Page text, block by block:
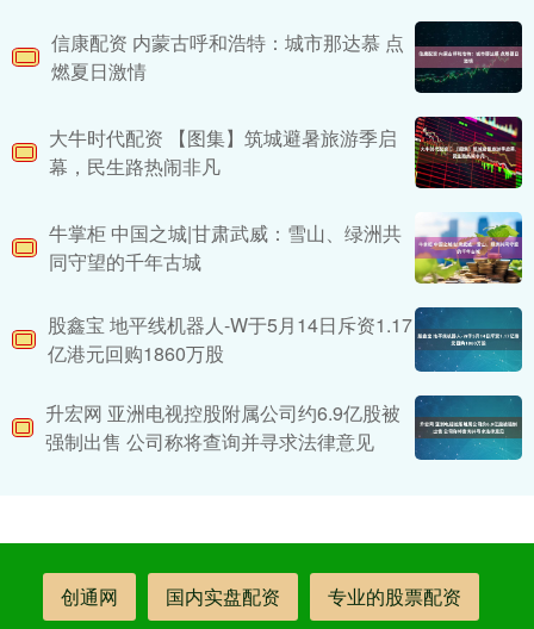
信康配资 内蒙古呼和浩特：城市那达慕 点
燃夏日激情
大牛时代配资 ​【图集】筑城避暑旅游季启
幕，民生路热闹非凡
牛掌柜 中国之城|甘肃武威：雪山、绿洲共
同守望的千年古城
股鑫宝 地平线机器人-W于5月14日斥资1.17
亿港元回购1860万股
升宏网 亚洲电视控股附属公司约6.9亿股被
强制出售 公司称将查询并寻求法律意见
创通网 国内实盘配资 专业的股票配资